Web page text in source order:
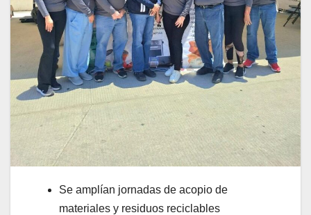
Se amplían jornadas de acopio de
materiales y residuos reciclables